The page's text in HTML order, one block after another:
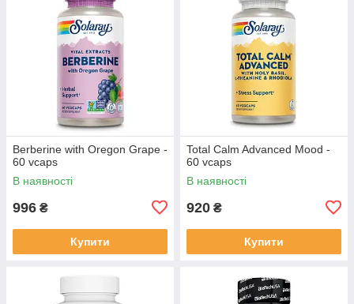
Berberine with Oregon Grape -
60 vcaps
В наявності
996 ₴
Купити
Total Calm Advanced Mood -
60 vcaps
В наявності
920 ₴
Купити